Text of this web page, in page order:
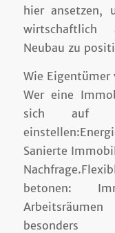
hier ansetzen,
wirtschaftlich
Neubau zu
Wie
Wer eine
sich auf
Sanierte
betonen: